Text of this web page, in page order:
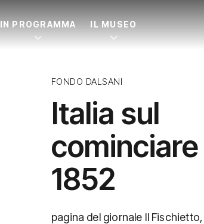
IN PROGRAMMA IL MUSEO
FONDO DALSANI
Italia sul
1852
pagina del giornale Il Fischietto,